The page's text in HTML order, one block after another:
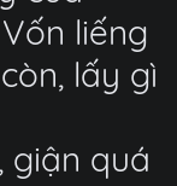
liếng
lấy gì
giận quá